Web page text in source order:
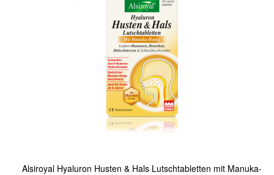
Alsiroyal Hyaluron Husten & Hals Lutschtabletten mit Manuka-